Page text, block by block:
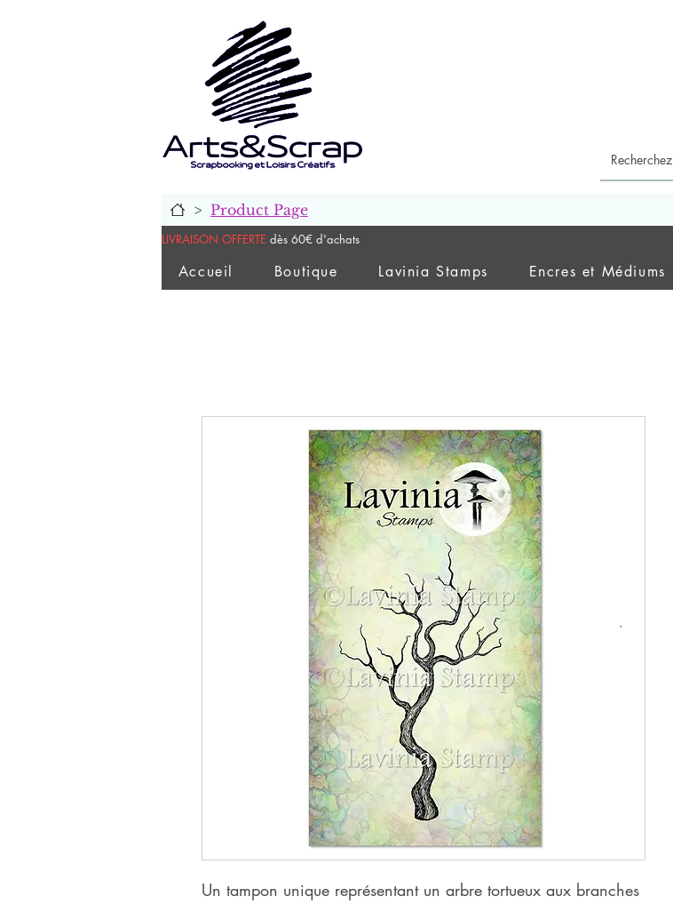
> Product Page
LIVRAISON OFFERTE dès 60€ d'achats
Accueil Boutique Lavinia Stamps Encres et Médiums
Un tampon unique représentant un arbre tortueux aux branches